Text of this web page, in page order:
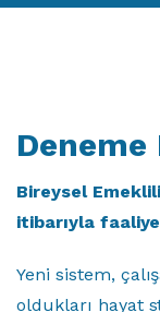
Deneme
Bireysel
itibarıyla
Yeni sistem,
oldukları hayat